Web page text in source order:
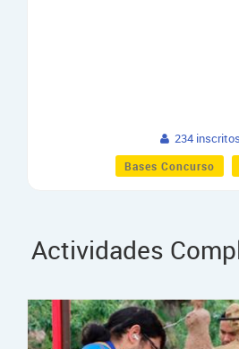
234 inscritos
Bases Concurso
Actividades